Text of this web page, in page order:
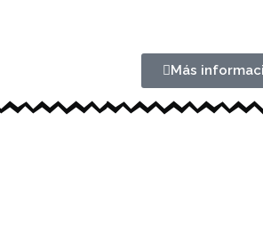
Más